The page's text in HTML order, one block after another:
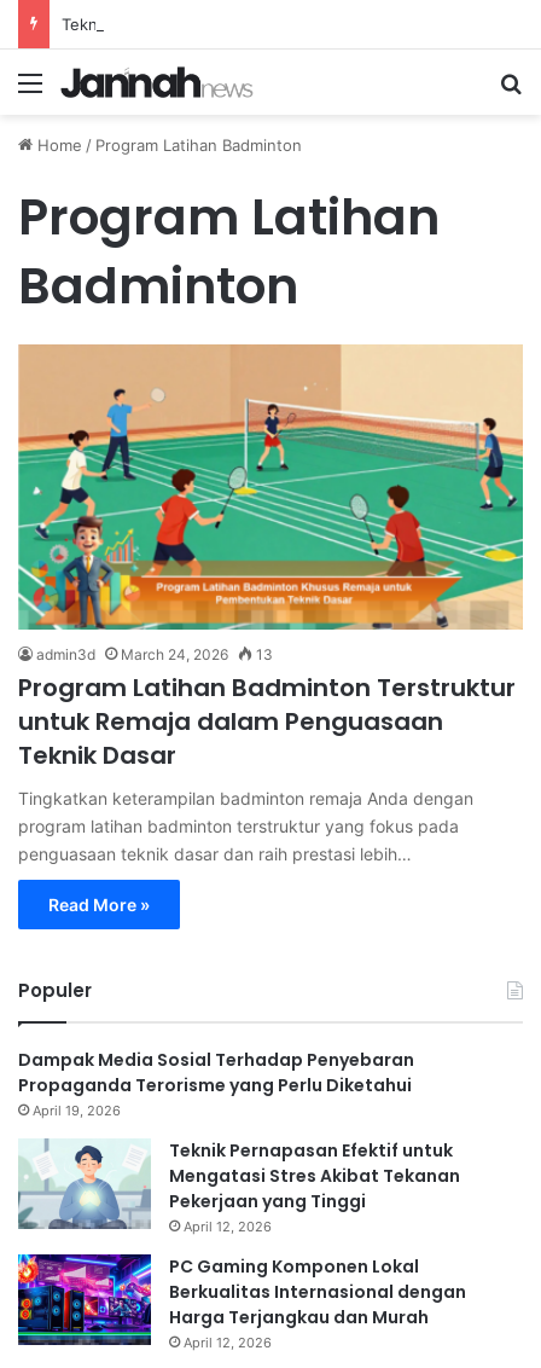
Menu
Home / Program Latihan Badminton
Program Latihan
Badminton
admin3d March 24, 2026 13
Program Latihan Badminton Terstruktur
untuk Remaja dalam Penguasaan
Teknik Dasar
Tingkatkan keterampilan badminton remaja Anda dengan
program latihan badminton terstruktur yang fokus pada
penguasaan teknik dasar dan raih prestasi lebih…
Read More »
Populer
Dampak Media Sosial Terhadap Penyebaran
Propaganda Terorisme yang Perlu Diketahui
April 19, 2026
Teknik Pernapasan Efektif untuk
Mengatasi Stres Akibat Tekanan
Pekerjaan yang Tinggi
April 12, 2026
PC Gaming Komponen Lokal
Berkualitas Internasional dengan
Harga Terjangkau dan Murah
April 12, 2026